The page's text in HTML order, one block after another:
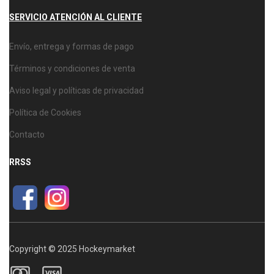
SERVICIO ATENCIÓN AL CLIENTE
Envío, entrega y formas de pago
Términos y condiciones de venta
Aviso legal y políticas de privacidad
Política de Cookies
Contacto
RRSS
Copyright © 2025 Hockeymarket